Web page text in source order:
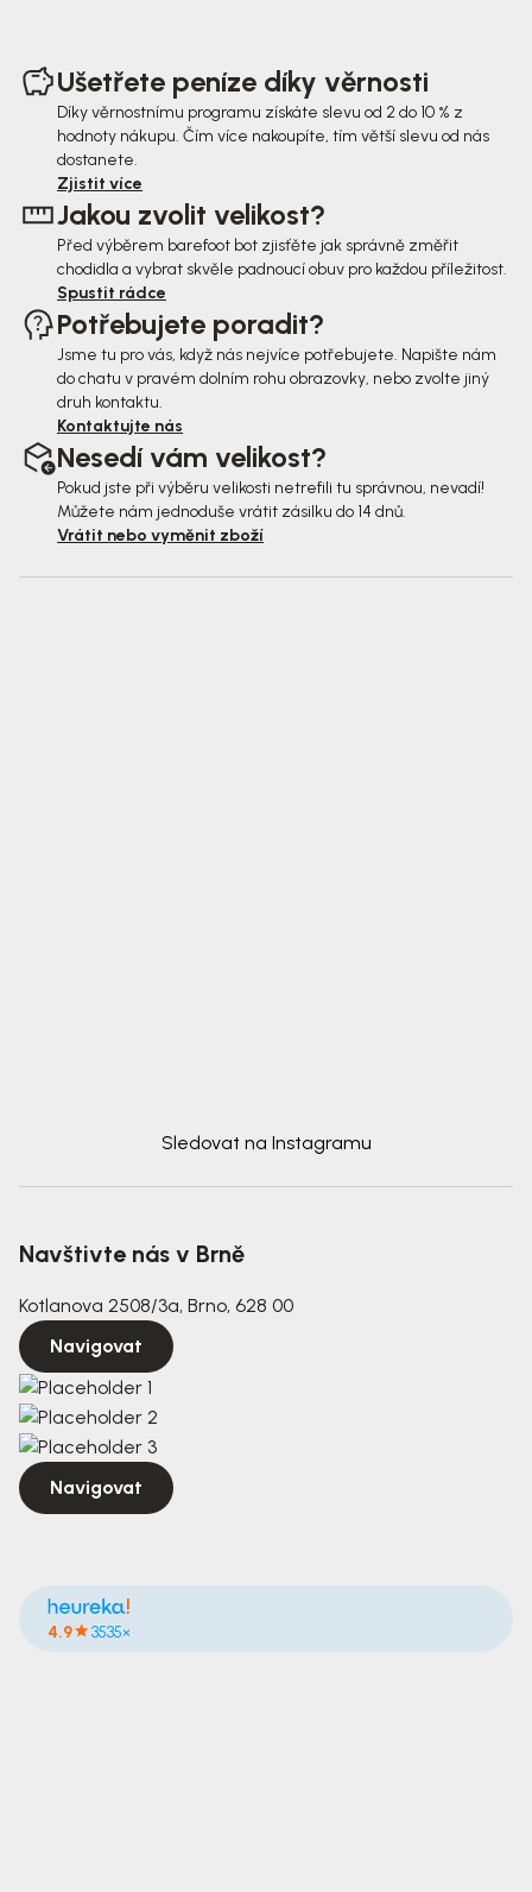
Ušetřete peníze díky věrnosti
Díky věrnostnímu programu získáte slevu od 2 do 10 % z
hodnoty nákupu. Čím více nakoupíte, tím větší slevu od nás
dostanete.
Zjistit více
Jakou zvolit velikost?
Před výběrem barefoot bot zjisťěte jak správně změřit
chodidla a vybrat skvěle padnoucí obuv pro každou příležitost.
Spustit rádce
Potřebujete poradit?
Jsme tu pro vás, když nás nejvíce potřebujete. Napište nám
do chatu v pravém dolním rohu obrazovky, nebo zvolte jiný
druh kontaktu.
Kontaktujte nás
Nesedí vám velikost?
Pokud jste při výběru velikosti netrefili tu správnou, nevadí!
Můžete nám jednoduše vrátit zásilku do 14 dnů.
Vrátit nebo vyměnit zboží
Sledovat na Instagramu
Navštivte nás v Brně
Kotlanova 2508/3a, Brno, 628 00
Navigovat
Navigovat
4.9 3535×